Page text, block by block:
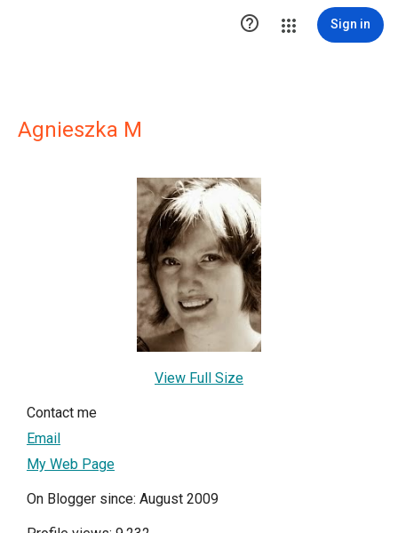
 Sign in
Agnieszka M
View Full Size
Contact me
Email
My Web Page
On Blogger since: August 2009